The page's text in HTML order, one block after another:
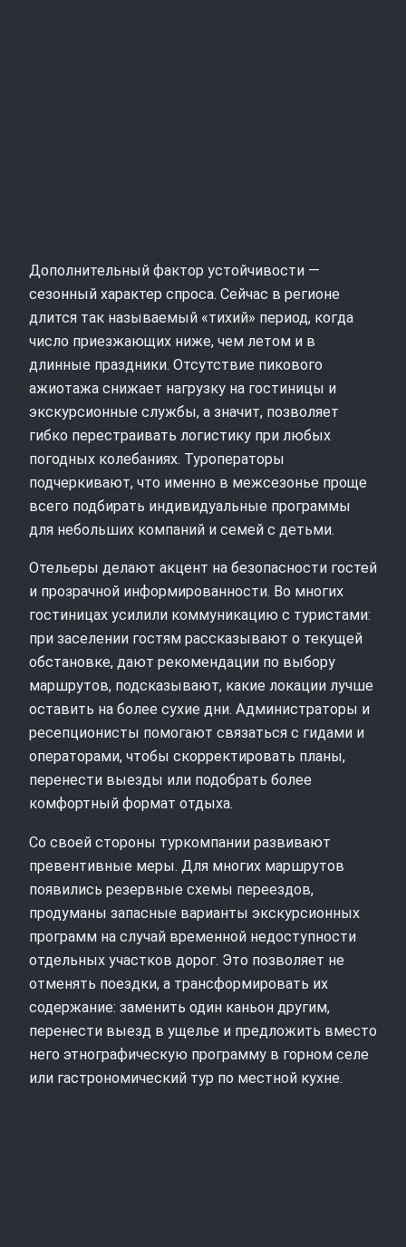
Дополнительный фактор устойчивости —
сезонный характер спроса. Сейчас в регионе
длится так называемый «тихий» период, когда
число приезжающих ниже, чем летом и в
длинные праздники. Отсутствие пикового
ажиотажа снижает нагрузку на гостиницы и
экскурсионные службы, а значит, позволяет
гибко перестраивать логистику при любых
погодных колебаниях. Туроператоры
подчеркивают, что именно в межсезонье проще
всего подбирать индивидуальные программы
для небольших компаний и семей с детьми.
Отельеры делают акцент на безопасности гостей
и прозрачной информированности. Во многих
гостиницах усилили коммуникацию с туристами:
при заселении гостям рассказывают о текущей
обстановке, дают рекомендации по выбору
маршрутов, подсказывают, какие локации лучше
оставить на более сухие дни. Администраторы и
ресепционисты помогают связаться с гидами и
операторами, чтобы скорректировать планы,
перенести выезды или подобрать более
комфортный формат отдыха.
Со своей стороны туркомпании развивают
превентивные меры. Для многих маршрутов
появились резервные схемы переездов,
продуманы запасные варианты экскурсионных
программ на случай временной недоступности
отдельных участков дорог. Это позволяет не
отменять поездки, а трансформировать их
содержание: заменить один каньон другим,
перенести выезд в ущелье и предложить вместо
него этнографическую программу в горном селе
или гастрономический тур по местной кухне.